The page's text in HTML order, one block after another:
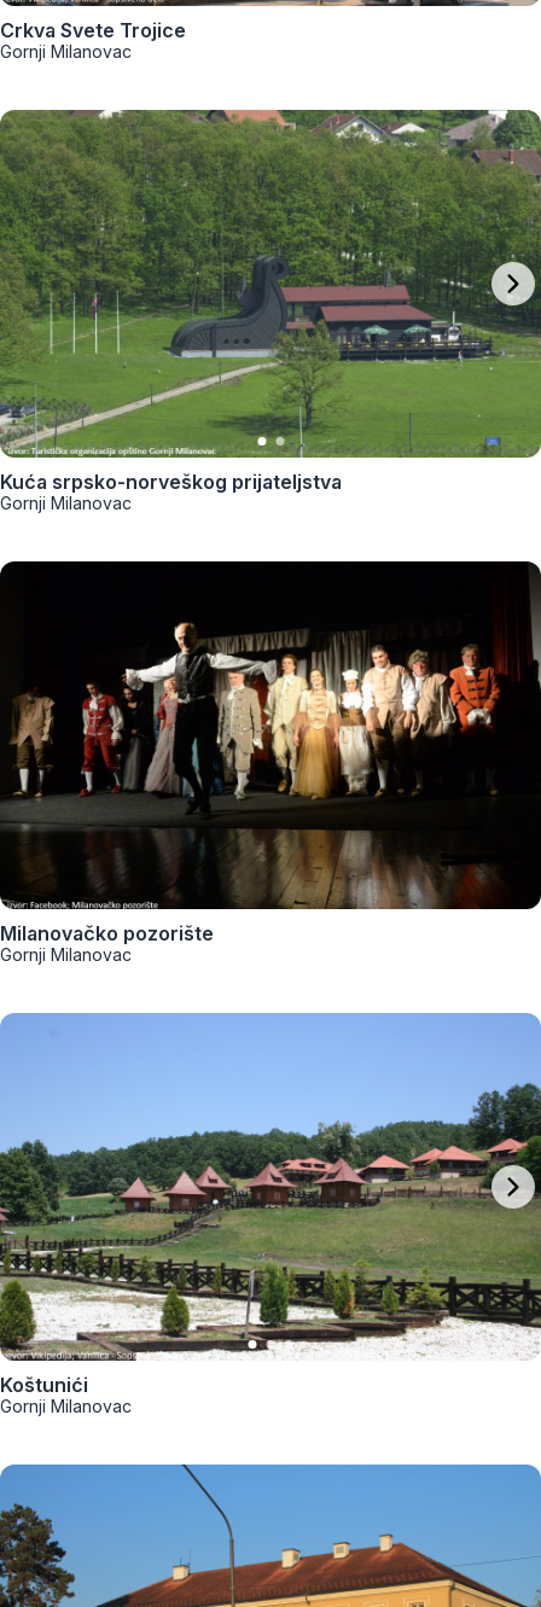
Crkva Svete Trojice
Gornji Milanovac
Kuća srpsko-norveškog prijateljstva
Gornji Milanovac
Milanovačko pozorište
Gornji Milanovac
Koštunići
Gornji Milanovac